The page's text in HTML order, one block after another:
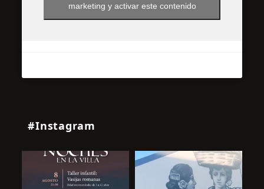
marketing y activar este contenido
#Instagram